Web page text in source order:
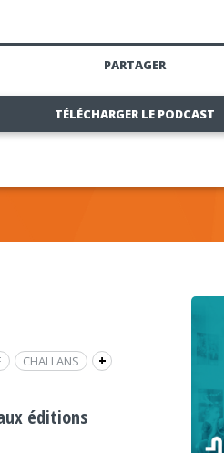
PARTAGER
TÉLÉCHARGER LE PODCAST
+
CHALLANS
LIVRE JEUNESSE
éditions